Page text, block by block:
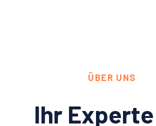
ÜBER UNS
Ihr